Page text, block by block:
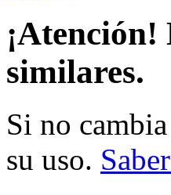
¡Atención!
similares.
Si no
su uso.